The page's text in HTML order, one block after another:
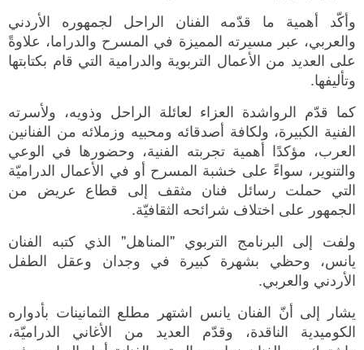
وأكّد أهمية ما قدّمه الفنان الراحل لجمهوره الأردني
والعربي، عبر مسيرته المميزة في المسرح والدراما، علاوةً
على العديد من الأعمال التربوية والدرامية التي قام بكتابتها
وتأليفها.
كما قدّم الرواشدة العزاء لعائلة الراحل وذويه، ولأسرته
الفنية الكبيرة، ولكافة أصدقائه ومحبيه وزملائه من الفنانين
العرب، مؤكدًا أهمية تجربته الفنية، وحضورها في الوعي
والتنوير، سواءً على خشبة المسرح أو في الأعمال الدراميّة
التي حملت رسائل فنان مثقف إلى قطاع عريض من
الجمهور على اختلاف شرائحه الثقافيّة.
ولفت إلى البرنامج التربوي "المناهل" الذي كتبه الفنان
يانس، وحظي بشهرة كبيرة في وجدان وعقل الطفل
الأردني والعربي.
يشار إلى أنّ الفنان يانس اشتهر مطلع الثمانينات بأدواره
الكوميدية الناقدة، وقدّم العديد من الأغاني الدراميّة،